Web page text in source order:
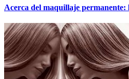
Acerca del maquillaje permanente: